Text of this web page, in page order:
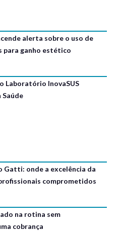
alerta sobre o uso de
para ganho estético
Laboratório InovaSUS
Gatti: onde a excelência da
comprometidos
na rotina sem
cobrança